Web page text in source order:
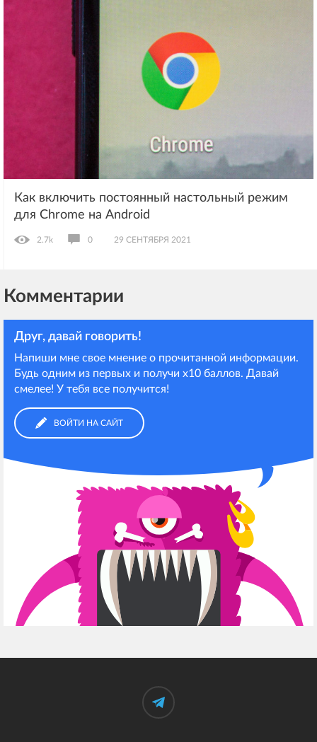
Как включить постоянный настольный режим
для Chrome на Android
2.7k 0 29 СЕНТЯБРЯ 2021
Комментарии
Друг, давай говорить!
Напиши мне свое мнение о прочитанной информации.
Будь одним из первых и получи х10 баллов. Давай
смелее! У тебя все получится!
ВОЙТИ НА САЙТ